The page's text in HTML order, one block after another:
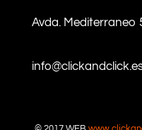
Avda. Mediterraneo